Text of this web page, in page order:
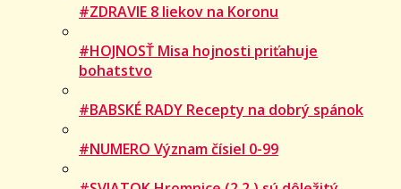
#ZDRAVIE 8 liekov na Koronu
#HOJNOSŤ Misa hojnosti priťahuje
bohatstvo
#BABSKÉ RADY Recepty na dobrý spánok
#NUMERO Význam čísiel 0-99